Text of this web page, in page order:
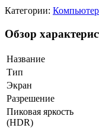
Категории:
Обзор
Название
Тип
Экран
Разрешение
Пиковая яркость
(HDR)